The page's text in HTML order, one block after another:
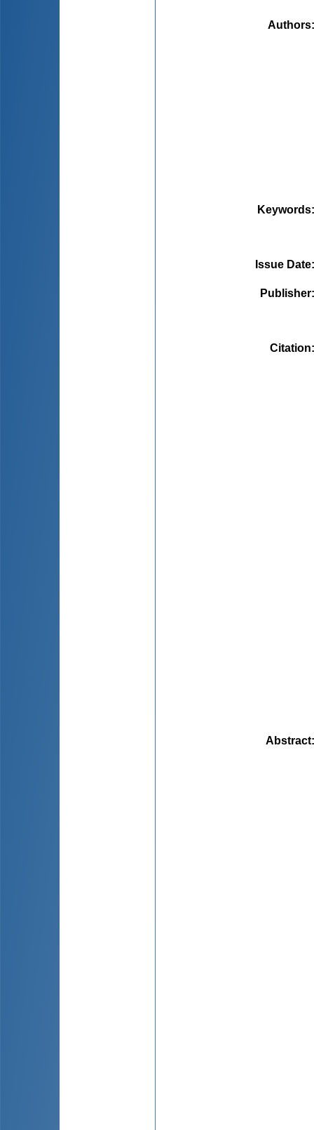
Authors
Keywords
Issue Date
Publisher
Citation
Abstract